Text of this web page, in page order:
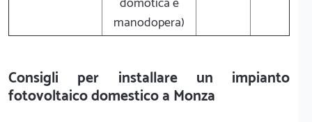
manodopera)
Consigli per installare un impianto
fotovoltaico domestico a Monza